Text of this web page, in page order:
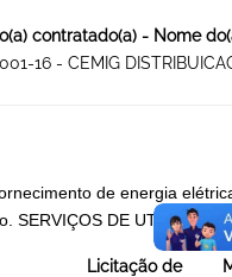
contratado(a) - Nome
16 - CEMIG
de energia
SERVIÇOS DE UTILIDADE
Licitação de